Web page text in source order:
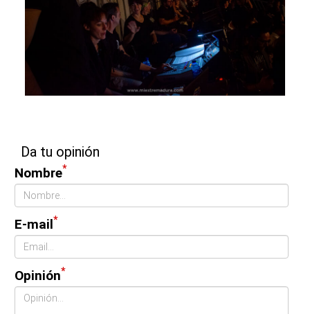
Da tu opinión
Nombre*
E-mail*
Opinión*